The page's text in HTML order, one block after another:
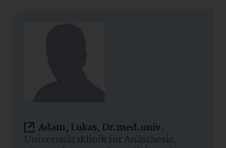
Adam, Lukas, Dr.med.univ.
Universitätsklinik für Anästhesie,